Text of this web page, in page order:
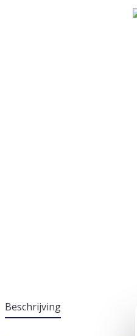
Beschrijving